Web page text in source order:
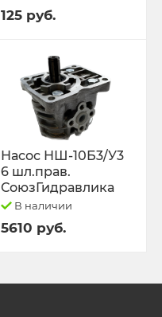
125 руб.
Насос НШ-10Б3/У3
6 шл.прав.
СоюзГидравлика
В наличии
5610 руб.